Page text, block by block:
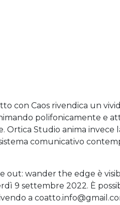
con Caos rivendica un
polifonicamente e
Ortica Studio anima
comunicativo
out: wander the edge è
9 settembre 2022. È
a